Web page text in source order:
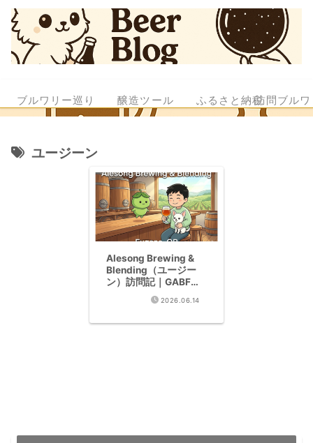
ブルワリー巡り 醸造ツール ふるさと納税訪問ブル
ユージーン
Alesong Brewing &
Blending（ユージー
ン）訪問記｜GABF
2024 Brewery of the
2026.06.14